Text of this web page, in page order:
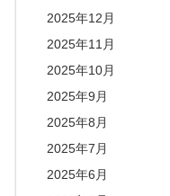
2025年12月
2025年11月
2025年10月
2025年9月
2025年8月
2025年7月
2025年6月